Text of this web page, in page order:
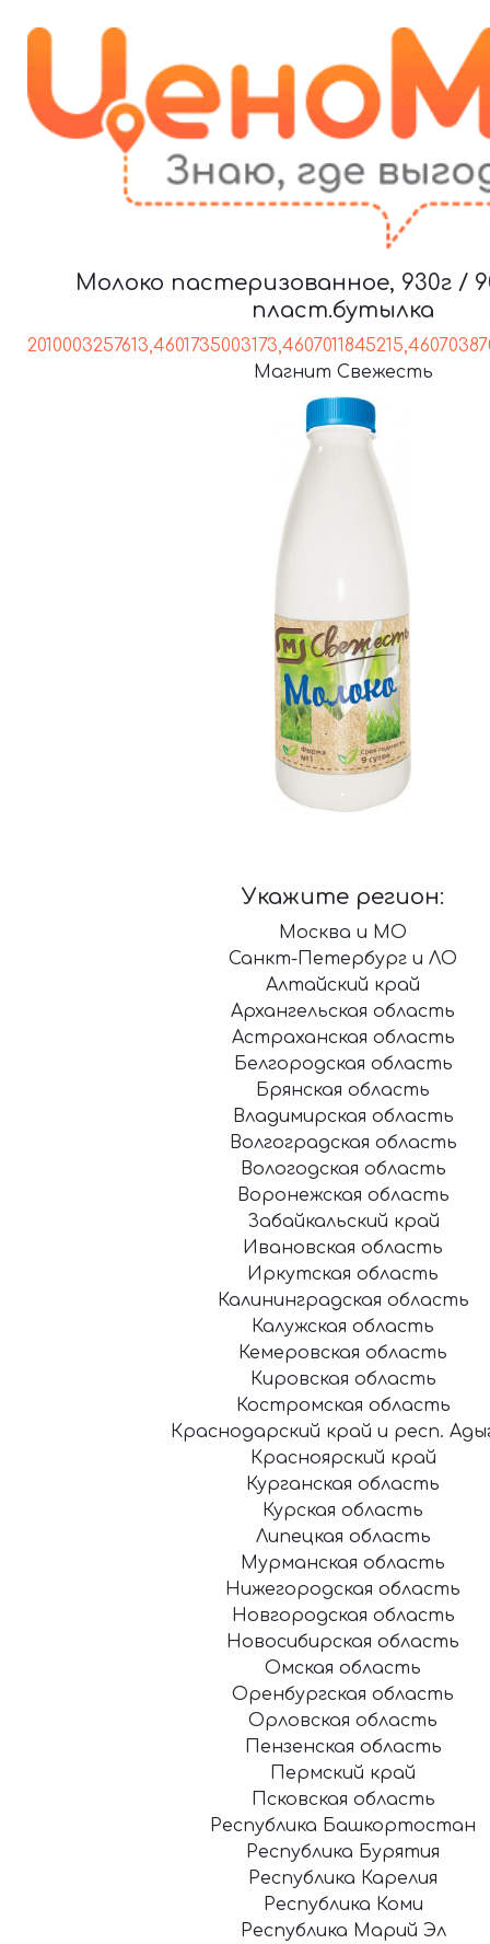
Молоко пастеризованное, 930г /
пласт.бутылка
Магнит Свежесть
Укажите регион:
Москва и МО
Санкт-Петербург и ЛО
Алтайский край
Архангельская область
Астраханская область
Белгородская область
Брянская область
Владимирская область
Волгоградская область
Вологодская область
Воронежская область
Забайкальский край
Ивановская область
Иркутская область
Калининградская область
Калужская область
Кемеровская область
Кировская область
Костромская область
Краснодарский край и респ.
Красноярский край
Курганская область
Курская область
Липецкая область
Мурманская область
Нижегородская область
Новгородская область
Новосибирская область
Омская область
Оренбургская область
Орловская область
Пензенская область
Пермский край
Псковская область
Республика Башкортостан
Республика Бурятия
Республика Карелия
Республика Коми
Республика Марий Эл